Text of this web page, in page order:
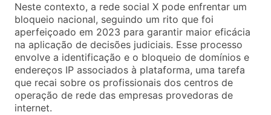
Neste contexto, a rede social X pode enfrentar um
bloqueio nacional, seguindo um rito que foi
aperfeiçoado em 2023 para garantir maior eficácia
na aplicação de decisões judiciais. Esse processo
envolve a identificação e o bloqueio de domínios e
endereços IP associados à plataforma, uma tarefa
que recai sobre os profissionais dos centros de
operação de rede das empresas provedoras de
internet.